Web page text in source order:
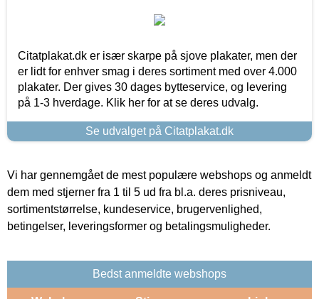
Citatplakat.dk er især skarpe på sjove plakater, men der
er lidt for enhver smag i deres sortiment med over 4.000
plakater. Der gives 30 dages bytteservice, og levering
på 1-3 hverdage. Klik her for at se deres udvalg.
Se udvalget på Citatplakat.dk
Vi har gennemgået de mest populære webshops og anmeldt
dem med stjerner fra 1 til 5 ud fra bl.a. deres prisniveau,
sortimentstørrelse, kundeservice, brugervenlighed,
betingelser, leveringsformer og betalingsmuligheder.
Bedst anmeldte webshops